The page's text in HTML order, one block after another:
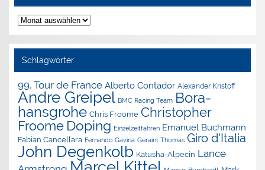
Nachrichten-
Archiv
Schlagwörter
99. Tour de France Alberto Contador Alexander Kristoff
Andre Greipel BMC Racing Team Bora-
hansgrohe Chris Froome Christopher
Froome Doping Einzelzeitfahren Emanuel Buchmann
Fabian Cancellara Fernando Gaviria Geraint Thomas Giro d'Italia
John Degenkolb Katusha-Alpecin Lance